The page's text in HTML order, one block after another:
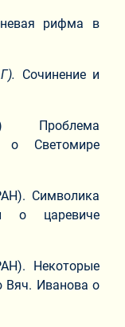
рифма в
Сочинение и
Проблема
о Светомире
Символика
о царевиче
Некоторые
Вяч. Иванова о